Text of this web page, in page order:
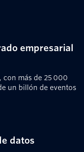
empresarial
con más de 25 000
un billón de eventos
datos